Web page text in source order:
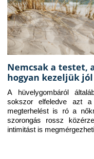
Nemcsak a testet,
hogyan kezeljük
A hüvelygombáról
sokszor elfeledve azt
megterhelést is ró a
szorongás rossz
intimitást is